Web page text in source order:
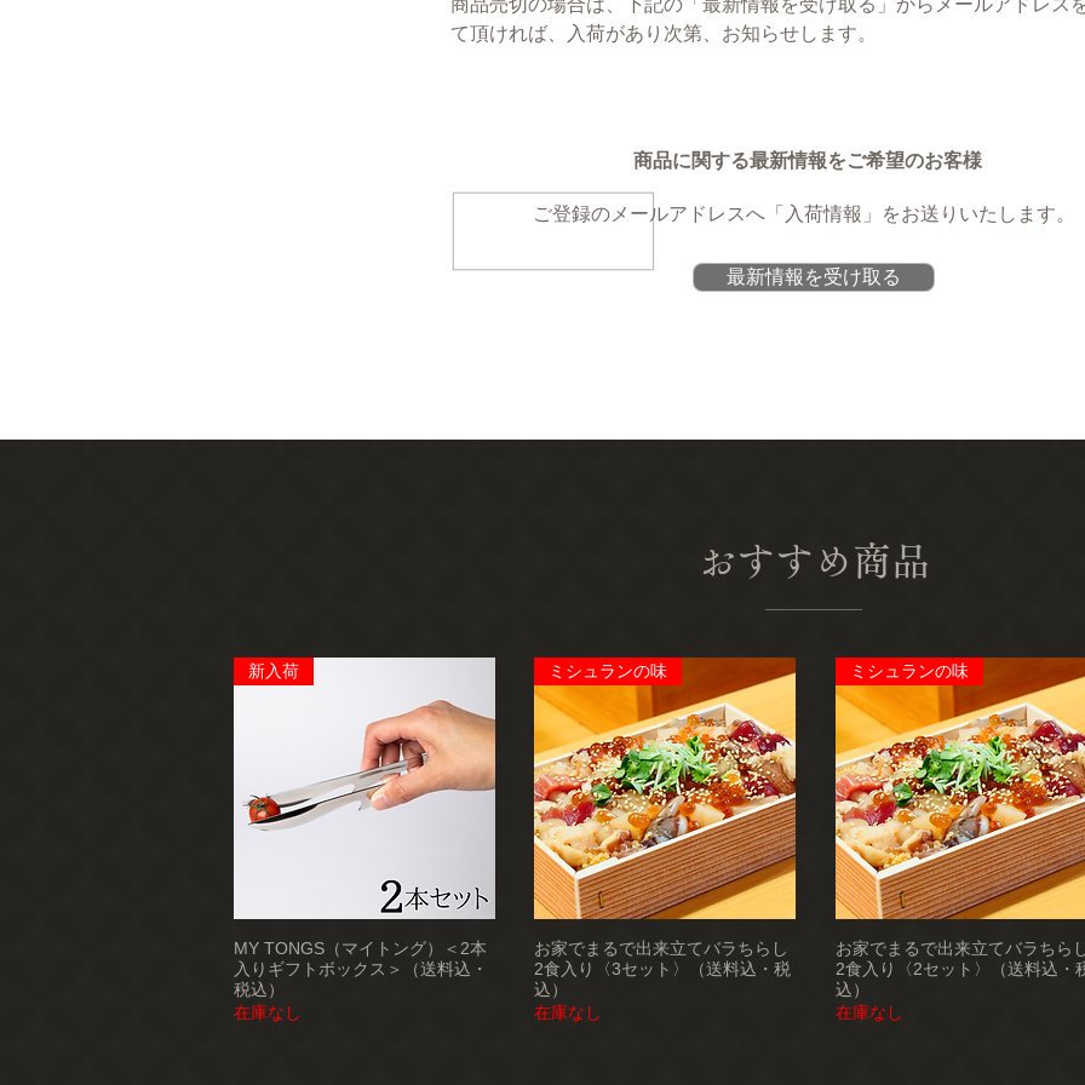
商品売切の場合は、下記の「最新情報を受け取る」からメールアドレス
て頂ければ、入荷があり次第、お知らせします。
商品に関する最新情報をご希望のお客様
ご登録のメールアドレスへ 「入荷情報」をお送りいたします。
最新情報を受け取る
おすすめ商品
新入荷
MY TONGS（マイトング）＜2本
入りギフトボックス＞（送料込・
税込）
在庫なし
ミシュランの味
お家でまるで出来立てバラちらし
2食入り〈3セット〉（送料込・税
込）
在庫なし
ミシュランの味
お家でまるで出来立てバラちら
2食入り〈2セット〉（送料込・
込）
在庫なし